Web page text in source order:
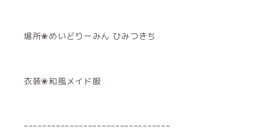
場所❀めいどりーみん ひみつきち
衣装❀和風メイド服
ｰｰｰｰｰｰｰｰｰｰｰｰｰｰｰｰｰｰｰｰｰｰｰｰｰｰｰｰｰｰｰｰ